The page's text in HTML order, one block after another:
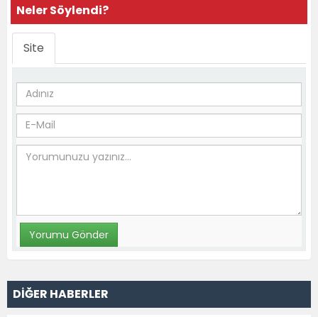
Neler Söylendi?
Site
DİĞER HABERLER